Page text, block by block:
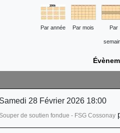
Par année Par mois Par
Samedi 28 Février 2026 18:00
Souper de soutien fondue - FSG Cossonay